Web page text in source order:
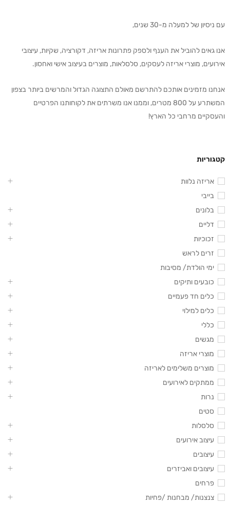
עם ניסיון של למעלה מ-30 שנים,
אנו גאים להוביל את הענף ולספק פתרונות אריזה, דקורציה, שקיות, עיצובי
אירועים, מוצרי אריזה לעסקים, סלסלאות, מוצרים בעיצוב אישי ואחסון.
אנחנו מזמינים אותכם להתרשם מאולם התצוגה הגדול והמרשים ביותר בצפון
המשתרע על 800 מטרים, וממנו אנו משרתים את לקוחותנו הפרטיים
והעסקיים מרחבי כל הארץ!
קטגוריות
אריזה נלוות
בייבי
בלונים
דליים
זכוכיות
זרים לראש
ימי הולדת/ מסיבות
כובעים ותיקים
כלים חד פעמיים
כלים למילוי
כללי
מגשים
מוצרי אריזה
מוצרים משלימים לאריזה
ממתקים לאירועים
נרות
סטים
סלסלות
עיצוב אירועים
עיצובים
עיצובים ואביזרים
פרחים
צנצנות/ מבחנות /פחיות